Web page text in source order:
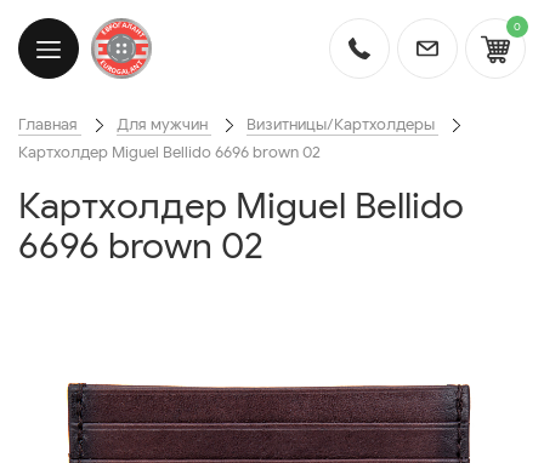
0
Главная Для мужчин
Визитницы/Картхолдеры
Картхолдер Miguel Bellido 6696 brown 02
Картхолдер Miguel Bellido
6696 brown 02